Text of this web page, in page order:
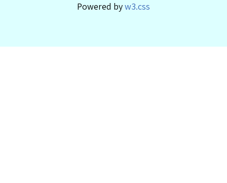
Powered byw3.css